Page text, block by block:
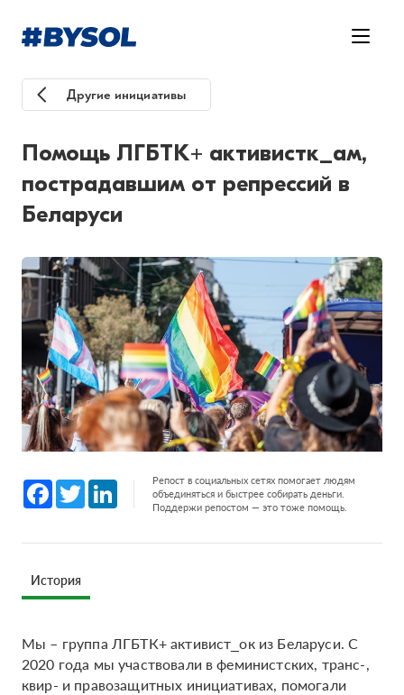
Другие инициативы
Помощь ЛГБТК+ активистк_ам,
пострадавшим от репрессий в
Беларуси
Facebook
Twitter LinkedInРепост в социальных сетях помогает людям
объединяться и быстрее собирать деньги.
Поддержи репостом — это тоже помощь.
История
Мы – группа ЛГБТК+ активист_ок из Беларуси. С
2020 года мы участвовали в феминистских, транс-,
квир- и правозащитных инициативах, помогали